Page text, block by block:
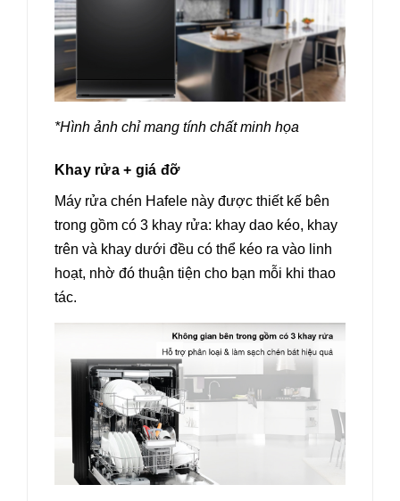
*Hình ảnh chỉ mang tính chất minh họa
Khay rửa + giá đỡ
Máy rửa chén Hafele này được thiết kế bên
trong gồm có 3 khay rửa: khay dao kéo, khay
trên và khay dưới đều có thể kéo ra vào linh
hoạt, nhờ đó thuận tiện cho bạn mỗi khi thao
tác.